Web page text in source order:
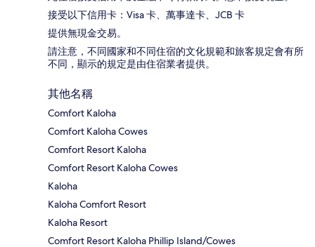
接受以下信用卡：Visa 卡、萬事達卡、JCB 卡
提供無現金交易。
請注意，不同國家和不同住宿的文化規範和旅客規定會有所
不同，顯示的規定是由住宿業者提供。
其他名稱
Comfort Kaloha
Comfort Kaloha Cowes
Comfort Resort Kaloha
Comfort Resort Kaloha Cowes
Kaloha
Kaloha Comfort Resort
Kaloha Resort
Comfort Resort Kaloha Phillip Island/Cowes